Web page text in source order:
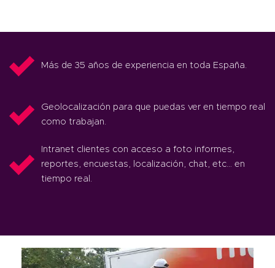
Más de 35 años de experiencia en toda España.
Geolocalización para que puedas ver en tiempo real
como trabajan.
Intranet clientes con acceso a foto informes,
reportes, encuestas, localización, chat, etc… en
tiempo real.